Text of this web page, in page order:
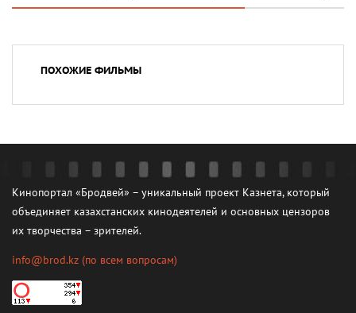
ПОХОЖИЕ ФИЛЬМЫ
Кинопортал «Бродвей» – уникальный проект Казнета, который
объединяет казахстанских кинодеятелей и основных цензоров
их творчества – зрителей.
info@brod.kz (по всем вопросам)